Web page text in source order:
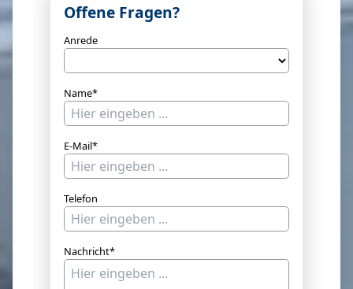
Offene Fragen?
Anrede
Name*
E-Mail*
Telefon
Nachricht*